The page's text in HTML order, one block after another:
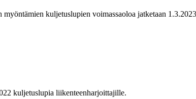
kuljetuslupien voimassaoloa jatketaan
kuljetuslupia liikenteenharjoittajille.